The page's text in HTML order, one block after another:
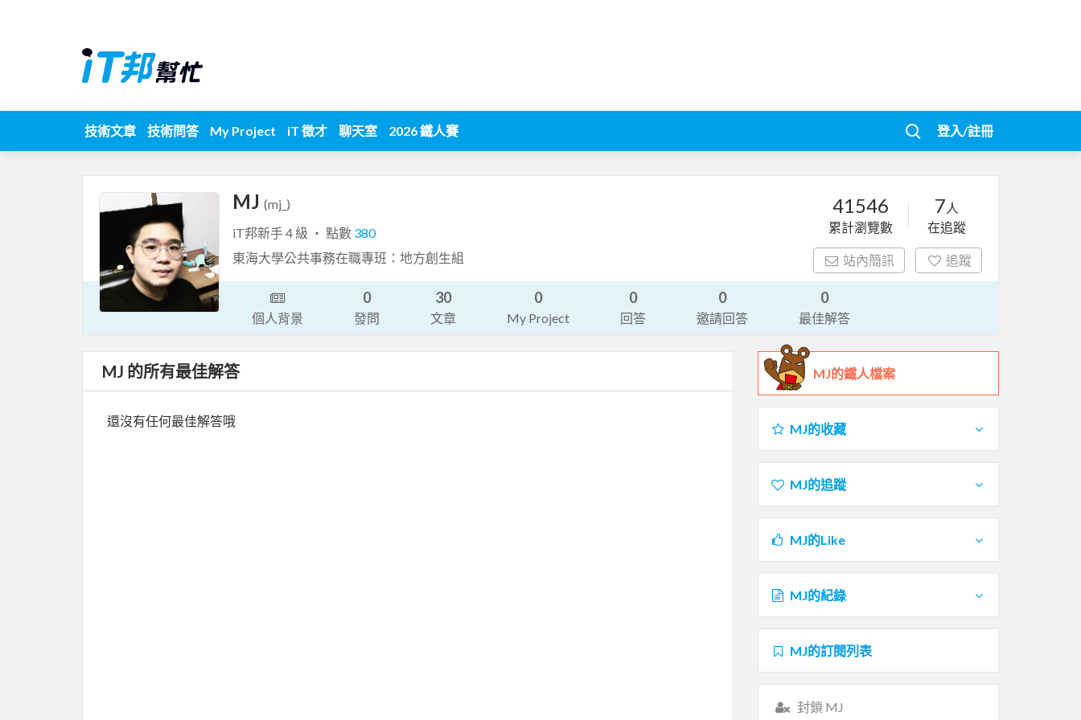
技術文章 技術問答 My Project iT 徵才 聊天室 2026 鐵人賽 登入/註冊
MJ (mj_)
iT邦新手 4 級 ‧ 點數 380
東海大學公共事務在職專班：地方創生組
41546
累計瀏覽數
7 人
在追蹤
站內簡訊 追蹤
個人背景
0
發問
30
文章
0
My Project
0
回答
0
邀請回答
0
最佳解答
MJ 的所有最佳解答
還沒有任何最佳解答哦
MJ的鐵人檔案
MJ的收藏
MJ的追蹤
MJ的Like
MJ的紀錄
MJ的訂閱列表
封鎖 MJ